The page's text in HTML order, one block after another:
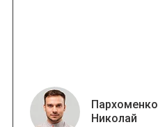
Пархоменко
Николай